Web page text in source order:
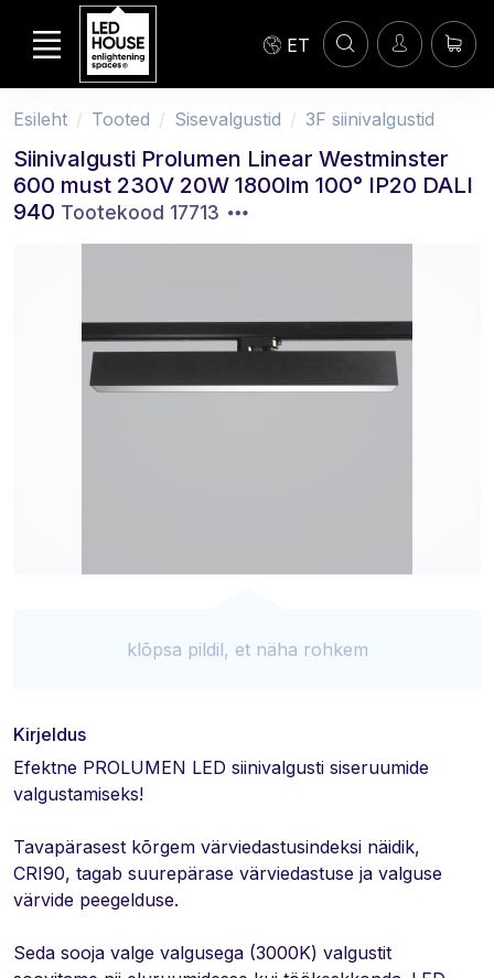
ET
Esileht Tooted Sisevalgustid 3F siinivalgustid
Siinivalgusti Prolumen Linear Westminster
600 must 230V 20W 1800lm 100° IP20 DALI
940 Tootekood 17713
klõpsa pildil, et näha rohkem
Kirjeldus
Efektne PROLUMEN LED siinivalgusti siseruumide
valgustamiseks!
Tavapärasest kõrgem värviedastusindeksi näidik,
CRI90, tagab suurepärase värviedastuse ja valguse
värvide peegelduse.
Seda sooja valge valgusega (3000K) valgustit